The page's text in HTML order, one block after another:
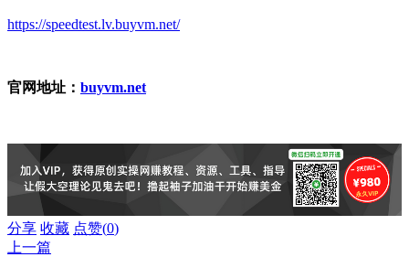
https://speedtest.lv.buyvm.net/
官网地址： buyvm.net
分享 收藏 点赞(0)
上一篇